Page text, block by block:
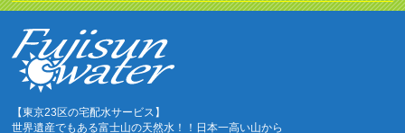
【東京23区の宅配水サービス】
世界遺産でもある富士山の天然水！！日本一高い山から